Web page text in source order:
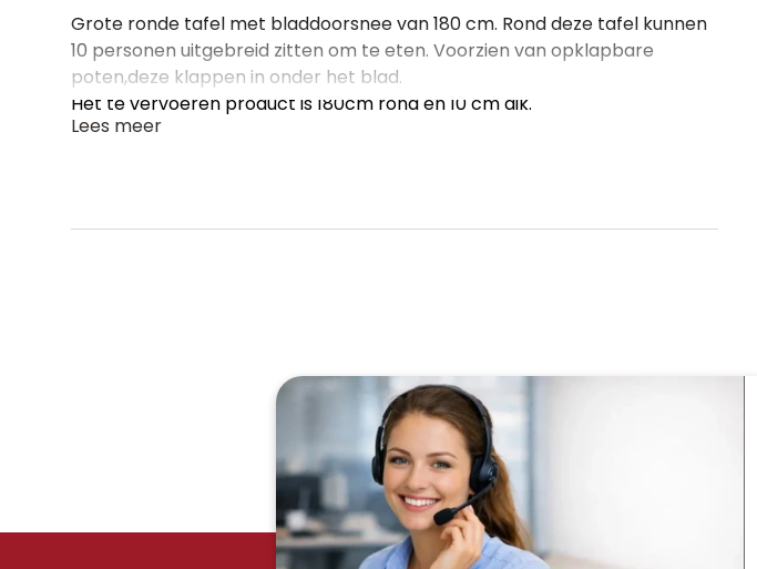
Grote ronde tafel met bladdoorsnee van 180 cm. Rond deze tafel kunnen
10 personen uitgebreid zitten om te eten. Voorzien van opklapbare
poten,deze klappen in onder het blad.
Het te vervoeren product is 180cm rond en 10 cm dik.
Lees meer